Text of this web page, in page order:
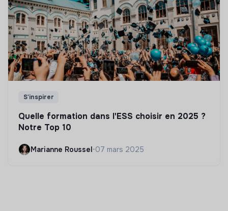
S'inspirer
Quelle formation dans l'ESS choisir en 2025 ?
Notre Top 10
Marianne Roussel•07 mars 2025